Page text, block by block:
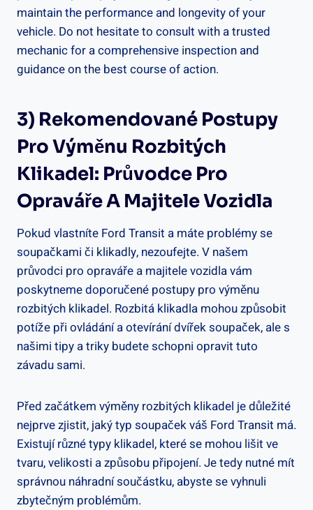
maintain the ‍performance and⁤ longevity​ of your
vehicle. Do not hesitate ⁢to⁣ consult with a​ trusted
mechanic for a ​comprehensive inspection and
guidance on the best course‍ of action.
3) Rekomendované Postupy
Pro ‌výměnu Rozbitých​
Klikadel: Průvodce Pro
Opraváře A‍ Majitele Vozidla
Pokud ‌vlastníte Ford​ Transit a máte‌ problémy ⁢se
soupačkami či klikadly,‌ nezoufejte. V našem
průvodci pro⁤ opraváře a majitele ⁤vozidla⁤ vám
poskytneme doporučené postupy ​pro výměnu
rozbitých klikadel. Rozbitá klikadla mohou ⁤způsobit‌
potíže při ovládání a‍ otevírání dvířek‌ soupaček, ale s
našimi tipy ​a ⁣triky budete schopni⁢ opravit tuto ​
závadu sami.
Před začátkem výměny rozbitých klikadel je důležité
nejprve zjistit, jaký typ ⁤soupaček váš Ford Transit má.
Existují různé typy klikadel, které se mohou lišit ve​
tvaru, velikosti a způsobu připojení. Je tedy nutné mít
správnou náhradní součástku, abyste‍ se vyhnuli
zbytečným problémům.